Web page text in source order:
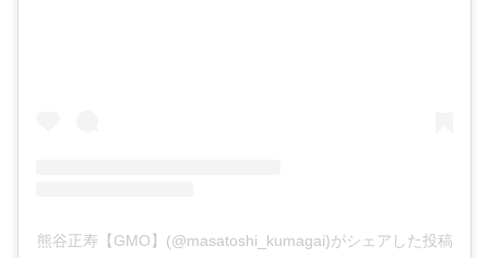
熊谷正寿【GMO】(@masatoshi_kumagai)がシェアした投稿